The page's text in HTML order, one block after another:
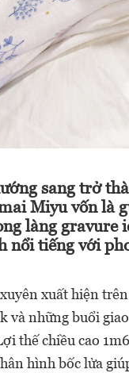
sang trở
Miyu vốn là
làng gravure
nổi tiếng với
xuất hiện
và những buổi
thế chiều cao
hình bốc lửa